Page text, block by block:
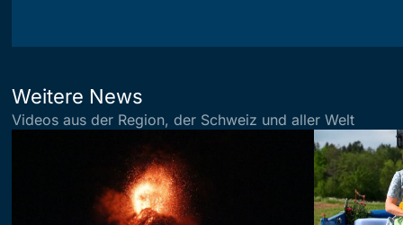
Weitere News
Videos aus der Region, der Schweiz und aller Welt